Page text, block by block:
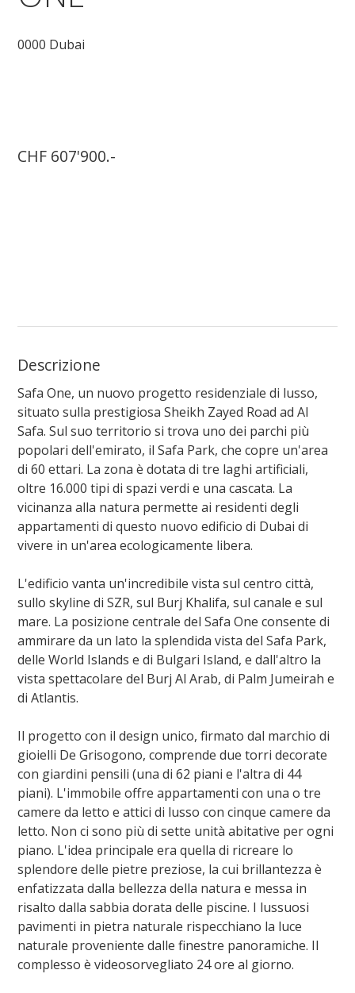
0000 Dubai
CHF 607'900.-
Descrizione
Safa One, un nuovo progetto residenziale di lusso,
situato sulla prestigiosa Sheikh Zayed Road ad Al
Safa. Sul suo territorio si trova uno dei parchi più
popolari dell'emirato, il Safa Park, che copre un'area
di 60 ettari. La zona è dotata di tre laghi artificiali,
oltre 16.000 tipi di spazi verdi e una cascata. La
vicinanza alla natura permette ai residenti degli
appartamenti di questo nuovo edificio di Dubai di
vivere in un'area ecologicamente libera.
L'edificio vanta un'incredibile vista sul centro città,
sullo skyline di SZR, sul Burj Khalifa, sul canale e sul
mare. La posizione centrale del Safa One consente di
ammirare da un lato la splendida vista del Safa Park,
delle World Islands e di Bulgari Island, e dall'altro la
vista spettacolare del Burj Al Arab, di Palm Jumeirah e
di Atlantis.
Il progetto con il design unico, firmato dal marchio di
gioielli De Grisogono, comprende due torri decorate
con giardini pensili (una di 62 piani e l'altra di 44
piani). L'immobile offre appartamenti con una o tre
camere da letto e attici di lusso con cinque camere da
letto. Non ci sono più di sette unità abitative per ogni
piano. L'idea principale era quella di ricreare lo
splendore delle pietre preziose, la cui brillantezza è
enfatizzata dalla bellezza della natura e messa in
risalto dalla sabbia dorata delle piscine. I lussuosi
pavimenti in pietra naturale rispecchiano la luce
naturale proveniente dalle finestre panoramiche. Il
complesso è videosorvegliato 24 ore al giorno.